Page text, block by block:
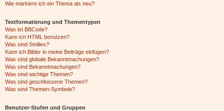
Wie markiere ich ein Thema als neu?
Textformatierung und Thementypen
Was ist BBCode?
Kann ich HTML benutzen?
Was sind Smilies?
Kann ich Bilder in meine Beiträge einfügen?
Was sind globale Bekanntmachungen?
Was sind Bekanntmachungen?
Was sind wichtige Themen?
Was sind geschlossene Themen?
Was sind Themen-Symbole?
Benutzer-Stufen und Gruppen